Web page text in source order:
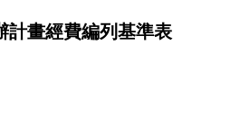
計畫經費編列基準表